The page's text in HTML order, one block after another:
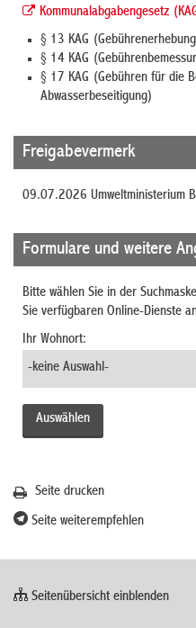
Kommunalabgabengesetz
§ 13 KAG
§ 14 KAG
§ 17 KAG (Gebühren für die
Abwasserbeseitigung)
Freigabevermerk
09.07.2026 Umweltministerium
Formulare und weitere
Bitte wählen Sie in der
Sie verfügbaren Online-Dienste
Ihr Wohnort:
Seite drucken
Seite weiterempfehlen
Seitenübersicht einblenden